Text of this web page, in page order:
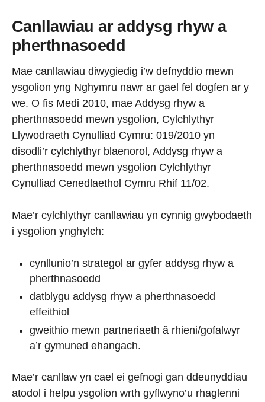
Canllawiau ar addysg rhyw a
pherthnasoedd
Mae canllawiau diwygiedig i’w defnyddio mewn
ysgolion yng Nghymru nawr ar gael fel dogfen ar y
we. O fis Medi 2010, mae Addysg rhyw a
pherthnasoedd mewn ysgolion, Cylchlythyr
Llywodraeth Cynulliad Cymru: 019/2010 yn
disodli’r cylchlythyr blaenorol, Addysg rhyw a
pherthnasoedd mewn ysgolion Cylchlythyr
Cynulliad Cenedlaethol Cymru Rhif 11/02.
Mae’r cylchlythyr canllawiau yn cynnig gwybodaeth
i ysgolion ynghylch:
cynllunio’n strategol ar gyfer addysg rhyw a
pherthnasoedd
datblygu addysg rhyw a pherthnasoedd
effeithiol
gweithio mewn partneriaeth â rhieni/gofalwyr
a’r gymuned ehangach.
Mae’r canllaw yn cael ei gefnogi gan ddeunyddiau
atodol i helpu ysgolion wrth gyflwyno’u rhaglenni